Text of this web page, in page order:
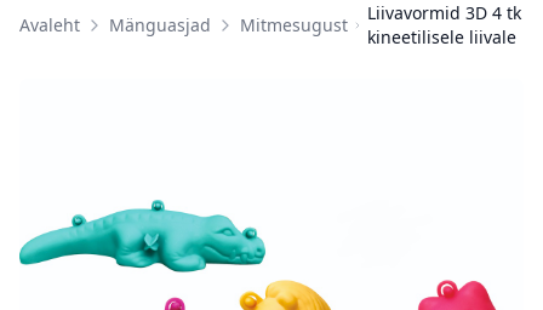
Avaleht Mänguasjad Mitmesugust
Liivavormid 3D 4 tk
kineetilisele liivale